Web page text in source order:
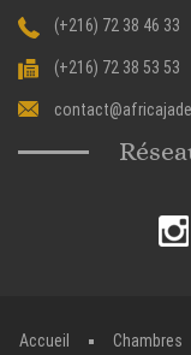
(+216) 72 38 46 33
(+216) 72 38 53 53
Accueil Chambres